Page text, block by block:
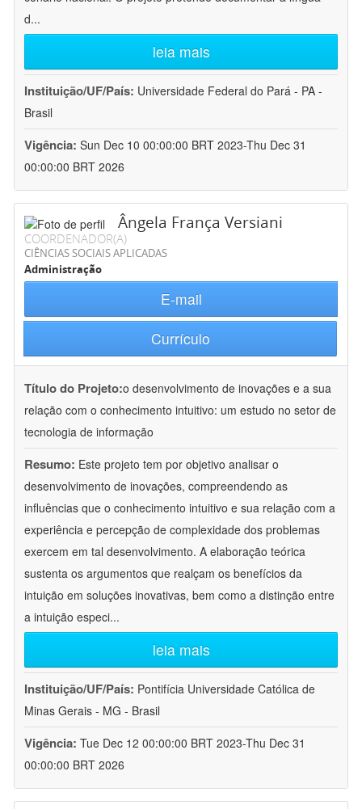
d...
leia mais
Instituição/UF/País: Universidade Federal do Pará - PA -
Brasil
Vigência: Sun Dec 10 00:00:00 BRT 2023-Thu Dec 31
00:00:00 BRT 2026
Ângela França Versiani
COORDENADOR(A)
CIÊNCIAS SOCIAIS APLICADAS
Administração
E-mail
Currículo
Título do Projeto:o desenvolvimento de inovações e a sua
relação com o conhecimento intuitivo: um estudo no setor de
tecnologia de informação
Resumo: Este projeto tem por objetivo analisar o
desenvolvimento de inovações, compreendendo as
influências que o conhecimento intuitivo e sua relação com a
experiência e percepção de complexidade dos problemas
exercem em tal desenvolvimento. A elaboração teórica
sustenta os argumentos que realçam os benefícios da
intuição em soluções inovativas, bem como a distinção entre
a intuição especi...
leia mais
Instituição/UF/País: Pontifícia Universidade Católica de
Minas Gerais - MG - Brasil
Vigência: Tue Dec 12 00:00:00 BRT 2023-Thu Dec 31
00:00:00 BRT 2026